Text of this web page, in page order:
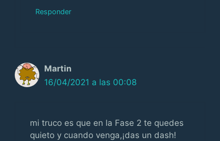
Responder
Martin
16/04/2021 a las 00:08
mi truco es que en la Fase 2 te quedes
quieto y cuando venga,¡das un dash!